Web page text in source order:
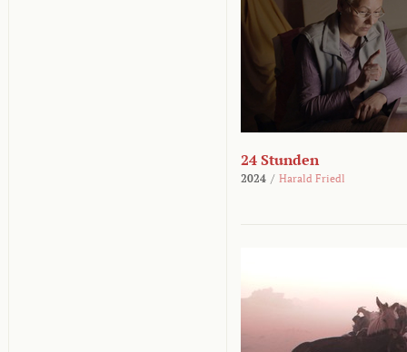
24 Stunden
2024 / Harald Friedl